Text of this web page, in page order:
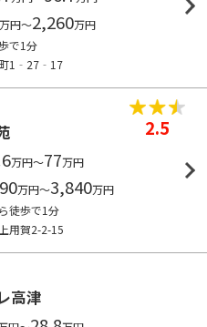
円～2,260万円
で1分
町1‐27‐17
2.5
万円～77万円
万円～3,840万円
徒歩で1分
用賀2-2-15
高津